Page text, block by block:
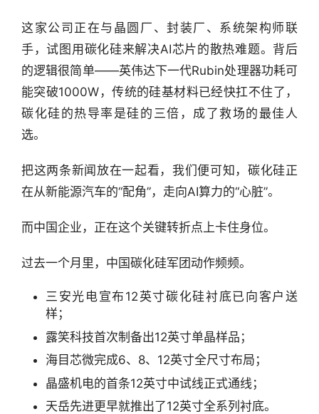
这家公司正在与晶圆厂、封装厂、系统架构师联
手，试图用碳化硅来解决AI芯片的散热难题。背后
的逻辑很简单——英伟达下一代Rubin处理器功耗可
能突破1000W，传统的硅基材料已经快扛不住了，
碳化硅的热导率是硅的三倍，成了救场的最佳人
选。
把这两条新闻放在一起看，我们便可知，碳化硅正
在从新能源汽车的“配角”，走向AI算力的“心脏”。
而中国企业，正在这个关键转折点上卡住身位。
过去一个月里，中国碳化硅军团动作频频。
三安光电宣布12英寸碳化硅衬底已向客户送
样；
露笑科技首次制备出12英寸单晶样品；
海目芯微完成6、8、12英寸全尺寸布局；
晶盛机电的首条12英寸中试线正式通线；
天岳先进更早就推出了12英寸全系列衬底。